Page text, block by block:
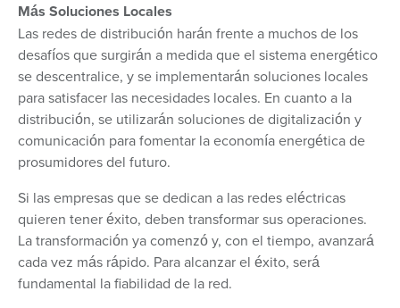
Más Soluciones Locales
Las redes de distribución harán frente a muchos de los
desafíos que surgirán a medida que el sistema energético
se descentralice, y se implementarán soluciones locales
para satisfacer las necesidades locales. En cuanto a la
distribución, se utilizarán soluciones de digitalización y
comunicación para fomentar la economía energética de
prosumidores del futuro.
Si las empresas que se dedican a las redes eléctricas
quieren tener éxito, deben transformar sus operaciones.
La transformación ya comenzó y, con el tiempo, avanzará
cada vez más rápido. Para alcanzar el éxito, será
fundamental la fiabilidad de la red.